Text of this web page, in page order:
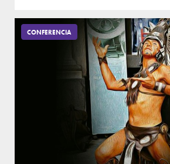
CONFERENCIA